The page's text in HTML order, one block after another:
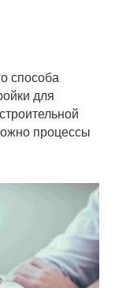
способа
для
процессы